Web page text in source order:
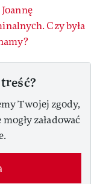
Czy była
Twojej zgody,
załadować